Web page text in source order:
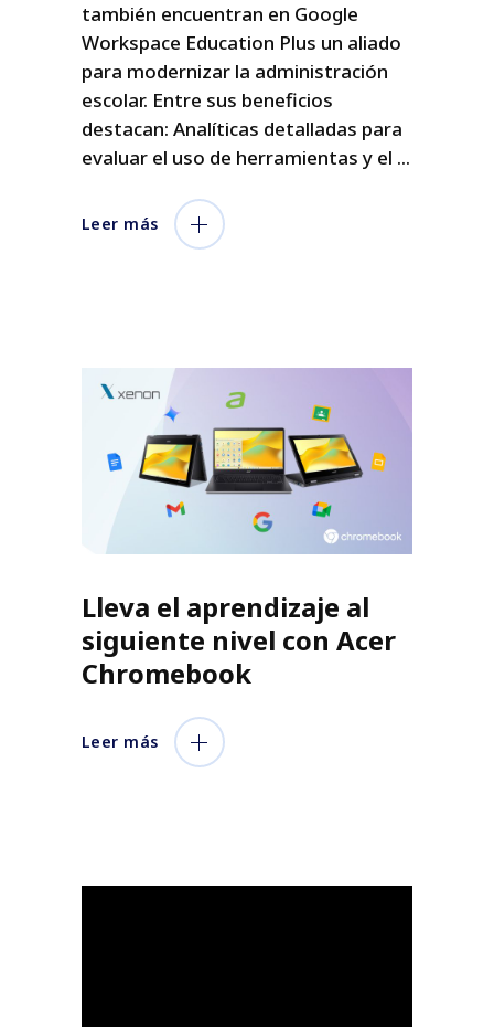
también encuentran en Google
Workspace Education Plus un aliado
para modernizar la administración
escolar. Entre sus beneficios
destacan: Analíticas detalladas para
evaluar el uso de herramientas y el
Leer más
Lleva el aprendizaje al
siguiente nivel con Acer
Chromebook
Leer más